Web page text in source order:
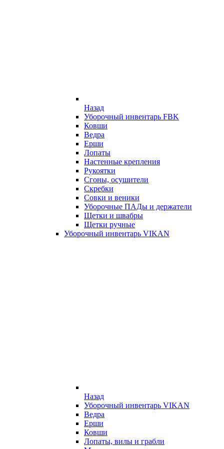
Назад
Уборочный инвентарь FBK
Ковши
Ведра
Ерши
Лопаты
Настенные крепления
Рукоятки
Сгоны, осушители
Скребки
Совки и веники
Уборочные ПАДы и держатели
Щетки и швабры
Щетки ручные
Уборочный инвентарь VIKAN
Назад
Уборочный инвентарь VIKAN
Ведра
Ерши
Ковши
Лопаты, вилы и грабли